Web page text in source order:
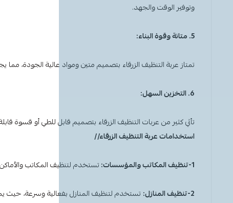
وتوفير الوقت والجهد.
5. متانة وقوة البناء:
تمتاز عربة التنظيف الزرقاء بتصميم متين ومواد عالية الجودة، مما
6. التخزين السهل:
تأتي كثير منعربات التنظيف الزرقاء بتصميم قابل للطي أو قسوة
استخدامات عربة التنظيف الزرقاء//
1-تنظيف المكاتب والمؤسسات: تستخدم لتنظيف المكاتب
2-تنظيف المنازل: تستخدم لتنظيف المنازل بفعالية وسرعة،